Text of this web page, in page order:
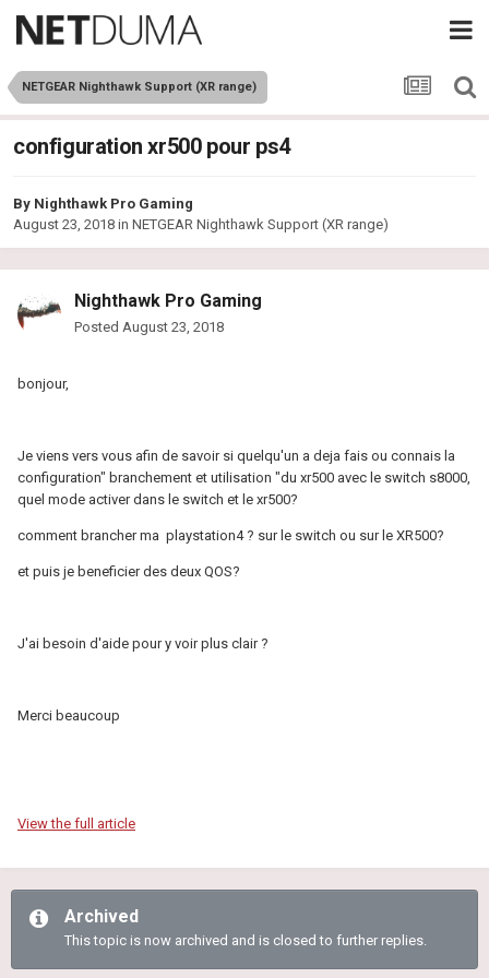
NETGEAR Nighthawk Support (XR range)
configuration xr500 pour ps4
By Nighthawk Pro Gaming
August 23, 2018 in NETGEAR Nighthawk Support (XR range)
Nighthawk Pro Gaming
Posted August 23, 2018
bonjour,
Je viens vers vous afin de savoir si quelqu'un a deja fais ou connais la
configuration" branchement et utilisation "du xr500 avec le switch s8000,
quel mode activer dans le switch et le xr500?
comment brancher ma playstation4 ? sur le switch ou sur le XR500?
et puis je beneficier des deux QOS?
J'ai besoin d'aide pour y voir plus clair ?
Merci beaucoup
View the full article
Archived
This topic is now archived and is closed to further replies.